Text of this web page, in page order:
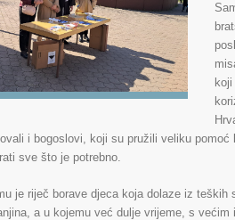
i bogoslovi, koji su pružili veliku
sve što je potrebno.
je riječ borave djeca koja dolaze iz
a u kojemu već dulje vrijeme, s